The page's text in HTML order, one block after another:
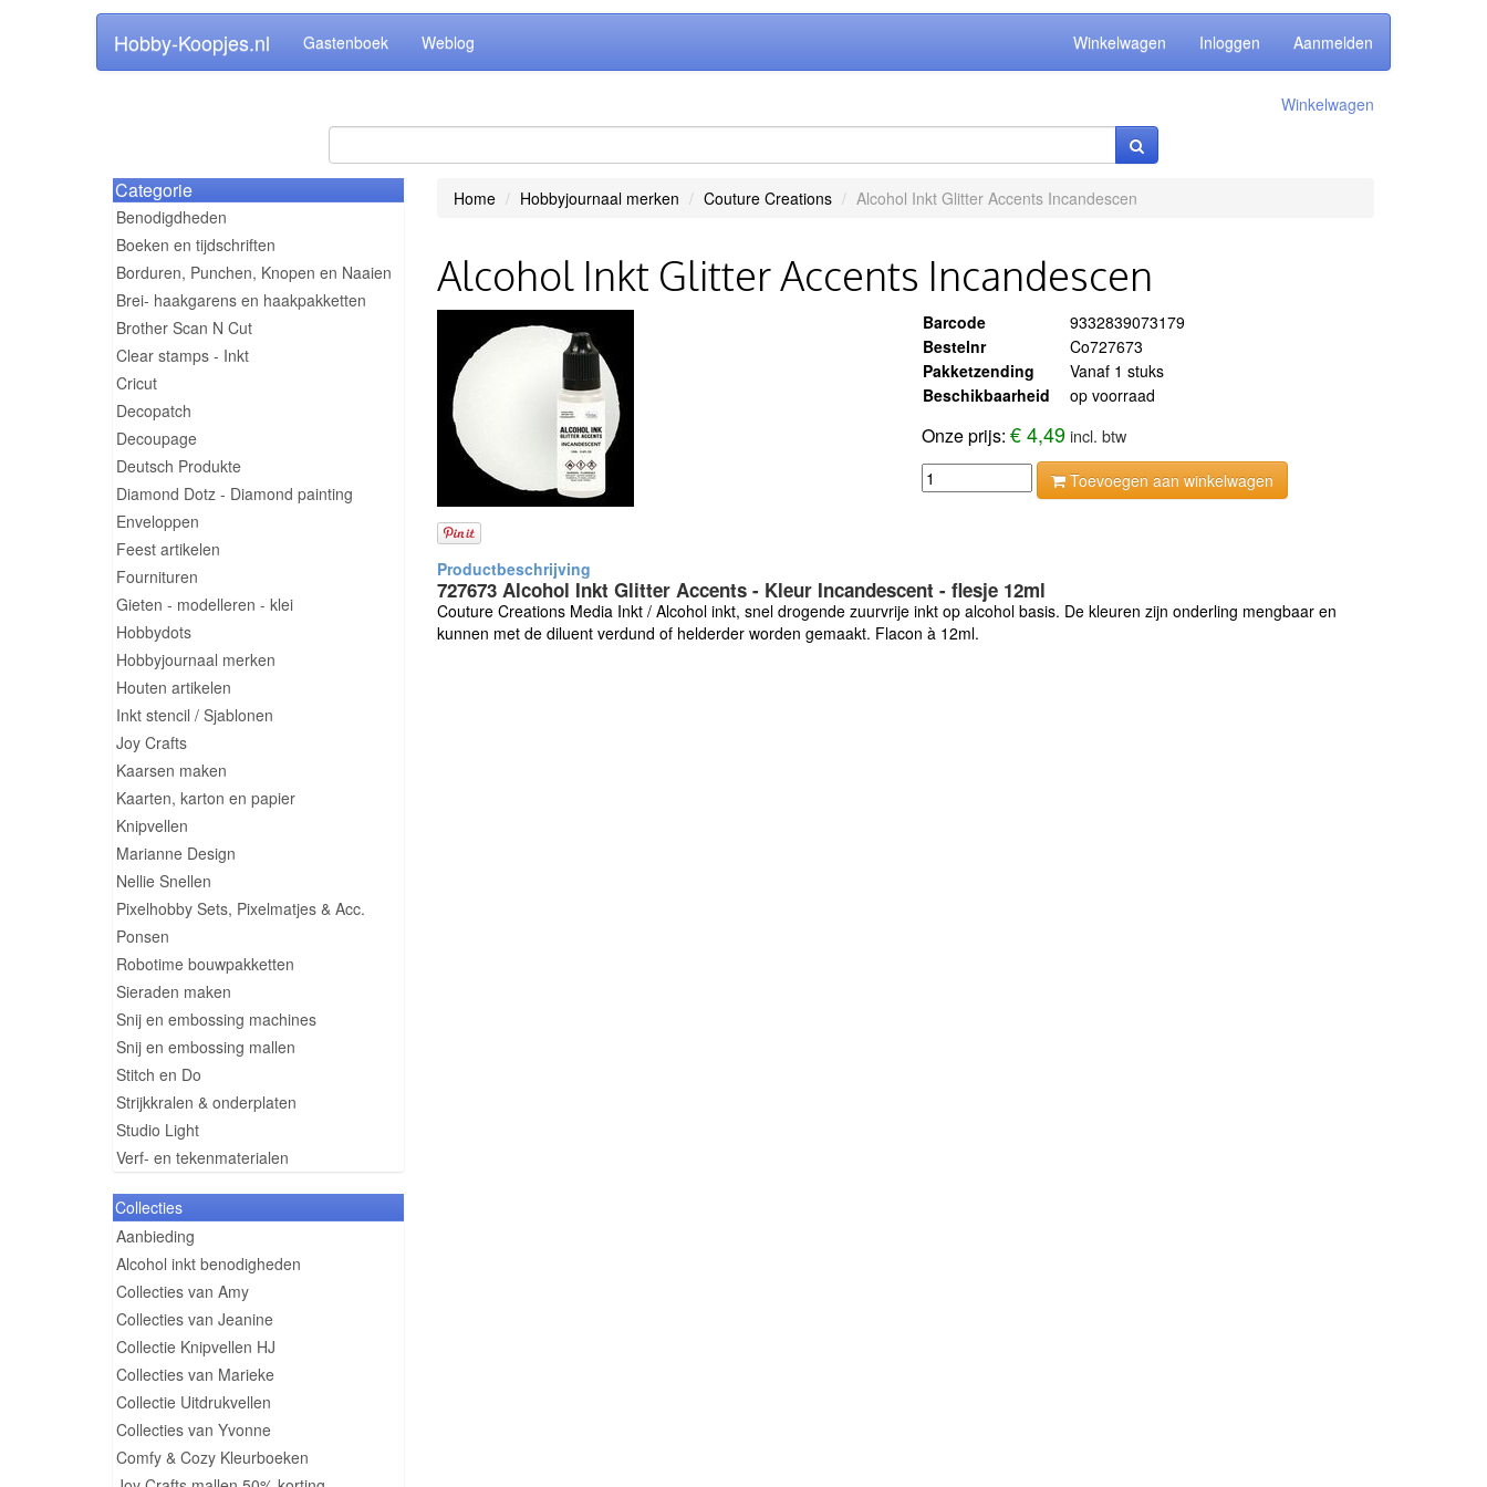
Hobby-Koopjes.nl Gastenboek Weblog Winkelwagen Inloggen Aanmelden
Winkelwagen
Categorie
Benodigdheden
Boeken en tijdschriften
Borduren, Punchen, Knopen en Naaien
Brei- haakgarens en haakpakketten
Brother Scan N Cut
Clear stamps - Inkt
Cricut
Decopatch
Decoupage
Deutsch Produkte
Diamond Dotz - Diamond painting
Enveloppen
Feest artikelen
Fournituren
Gieten - modelleren - klei
Hobbydots
Hobbyjournaal merken
Houten artikelen
Inkt stencil / Sjablonen
Joy Crafts
Kaarsen maken
Kaarten, karton en papier
Knipvellen
Marianne Design
Nellie Snellen
Pixelhobby Sets, Pixelmatjes & Acc.
Ponsen
Robotime bouwpakketten
Sieraden maken
Snij en embossing machines
Snij en embossing mallen
Stitch en Do
Strijkkralen & onderplaten
Studio Light
Verf- en tekenmaterialen
Collecties
Aanbieding
Alcohol inkt benodigheden
Collecties van Amy
Collecties van Jeanine
Collectie Knipvellen HJ
Collecties van Marieke
Collectie Uitdrukvellen
Collecties van Yvonne
Comfy & Cozy Kleurboeken
Home Hobbyjournaal merken Couture Creations Alcohol Inkt Glitter Accents Incandescen
Alcohol Inkt Glitter Accents Incandescen
Barcode
9332839073179
Bestelnr
Co727673
Pakketzending
Vanaf 1 stuks
Beschikbaarheid
op voorraad
Onze prijs:€ 4,49 incl. btw
Toevoegen aan winkelwagen
727673 Alcohol Inkt Glitter Accents - Kleur Incandescent - flesje 12ml
Couture Creations Media Inkt / Alcohol inkt, snel drogende zuurvrije inkt op alcohol basis. De kleuren zijn onderling mengbaar en
kunnen met de diluent verdund of helderder worden gemaakt. Flacon à 12ml.